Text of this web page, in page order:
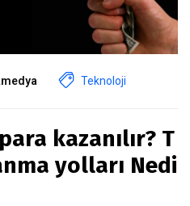
Teknoloji
kazanılır? T
yolları Nedi